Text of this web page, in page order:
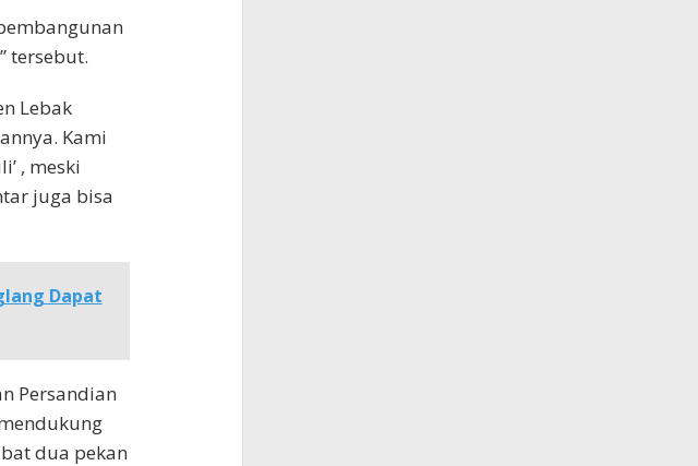
tersebut.
Lebak
Kami
, meski
juga bisa
Dapat
Persandian
dua pekan